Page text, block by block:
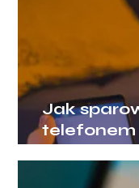
Jak
telefonem